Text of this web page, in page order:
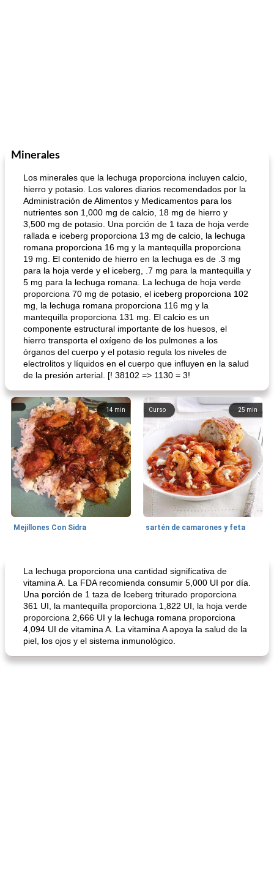
Minerales
Los minerales que la lechuga proporciona incluyen calcio,
hierro y potasio. Los valores diarios recomendados por la
Administración de Alimentos y Medicamentos para los
nutrientes son 1,000 mg de calcio, 18 mg de hierro y
3,500 mg de potasio. Una porción de 1 taza de hoja verde
rallada e iceberg proporciona 13 mg de calcio, la lechuga
romana proporciona 16 mg y la mantequilla proporciona
19 mg. El contenido de hierro en la lechuga es de .3 mg
para la hoja verde y el iceberg, .7 mg para la mantequilla y
5 mg para la lechuga romana. La lechuga de hoja verde
proporciona 70 mg de potasio, el iceberg proporciona 102
mg, la lechuga romana proporciona 116 mg y la
mantequilla proporciona 131 mg. El calcio es un
componente estructural importante de los huesos, el
hierro transporta el oxígeno de los pulmones a los
órganos del cuerpo y el potasio regula los niveles de
electrolitos y líquidos en el cuerpo que influyen en la salud
de la presión arterial. [! 38102 => 1130 = 3!
14 min
Mejillones Con Sidra
25 min
Curso
sartén de camarones y feta
La lechuga proporciona una cantidad significativa de
vitamina A. La FDA recomienda consumir 5,000 UI por día.
Una porción de 1 taza de Iceberg triturado proporciona
361 UI, la mantequilla proporciona 1,822 UI, la hoja verde
proporciona 2,666 UI y la lechuga romana proporciona
4,094 UI de vitamina A. La vitamina A apoya la salud de la
piel, los ojos y el sistema inmunológico.